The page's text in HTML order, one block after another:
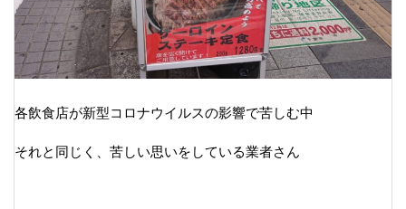
各飲食店が新型コロナウイルスの影響で苦しむ中
それと同じく、苦しい思いをしている業者さん